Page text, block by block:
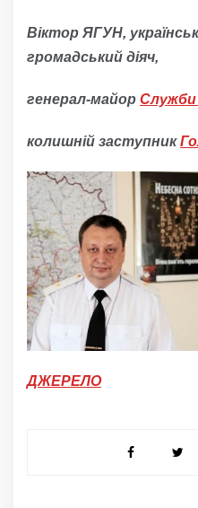
Віктор ЯГУН,
громадський діяч,
генерал-майор Служби
колишній заступник
ДЖЕРЕЛО